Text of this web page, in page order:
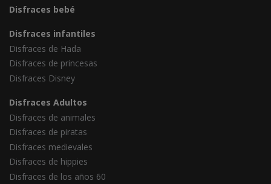
Disfraces bebé
Disfraces infantiles
Disfraces de Hada
Disfraces de princesas
Disfraces Disney
Disfraces Adultos
Disfraces de animales
Disfraces de piratas
Disfraces medievales
Disfraces de hippies
Disfraces de los años 60